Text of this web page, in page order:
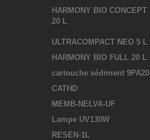
HARMONY BIO CONCEPT
20 L
ULTRACOMPACT NEO 5 L
HARMONY BIO FULL 20 L
cartouche sédiment 9PA20
CATHD
MEMB-NELVA-UF
Lampe UV130W
RESEN-1L